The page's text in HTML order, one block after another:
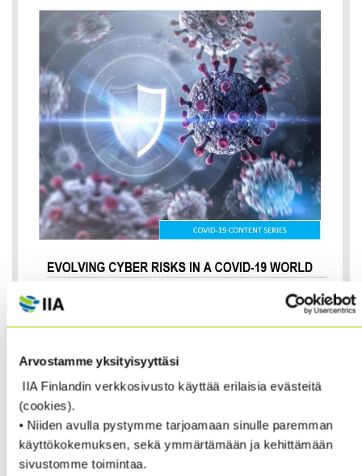
Arvostamme yksityisyyttäsi
IIA Finlandin verkkosivusto käyttää erilaisia evästeitä
(cookies).
• Niiden avulla pystymme tarjoamaan sinulle paremman
käyttökokemuksen, sekä ymmärtämään ja kehittämään
sivustomme toimintaa.
The latestIAF/IIA/Partner release with Wolters Kluwer,
Evolving Cyber Risks in a COVID-19 World